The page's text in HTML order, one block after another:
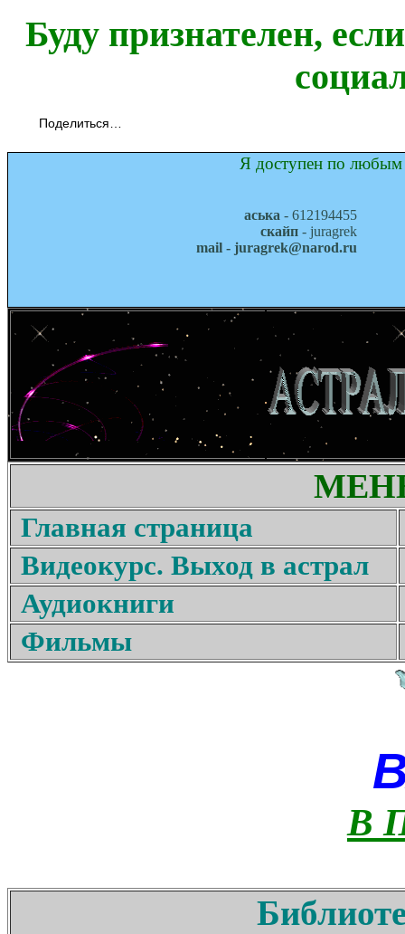
Буду признателен,
Поделиться…
Я доступен по любым
аська - 612194455
скайп - juragrek
mail - juragrek@narod.ru
Главная страница
Видеокурс. Выход в астрал
Аудиокниги
Фильмы
В